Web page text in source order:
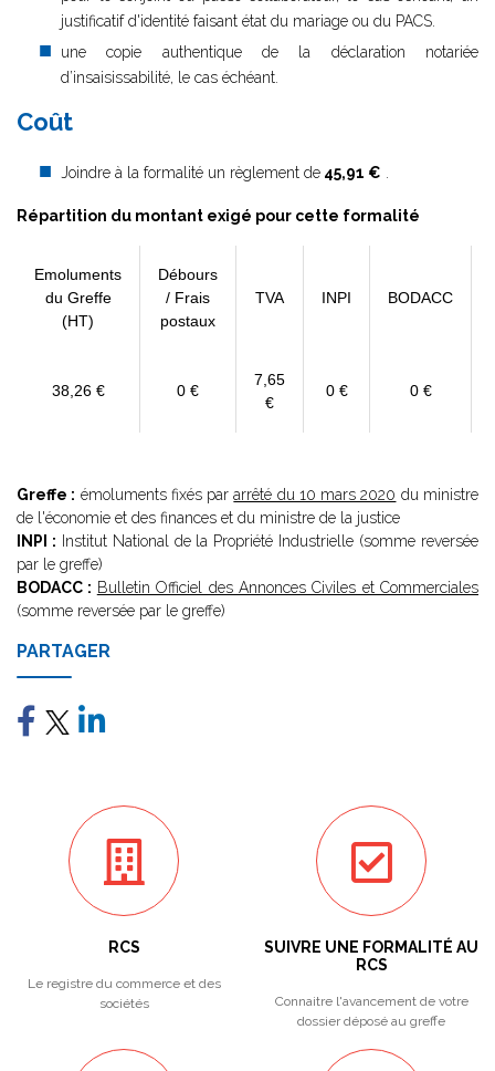
justificatif d'identité faisant état du mariage ou du PACS.
une copie authentique de la déclaration notariée
d’insaisissabilité, le cas échéant.
Coût
Joindre à la formalité un règlement de 45,91 €
Répartition du montant exigé pour cette formalité
Emoluments
du Greffe
(HT)
Débours
/ Frais
postaux
TVA INPI BODACC
38,26 € 0 €
7,65
€
0 € 0 €
Greffe : émoluments fixés pararrêté du 10 mars 2020 du ministre
de l'économie et des finances et du ministre de la justice
INPI : Institut National de la Propriété Industrielle (somme reversée
par le greffe)
BODACC : Bulletin Officiel des Annonces Civiles et Commerciales
(somme reversée par le greffe)
PARTAGER
RCS
Le registre du commerce et des
sociétés
SUIVRE UNE FORMALITÉ AU
RCS
Connaitre l'avancement de votre
dossier déposé au greffe